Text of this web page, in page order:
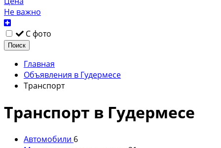
Не важно
С фото
Поиск
Главная
Объявления в Гудермесе
Транспорт
Транспорт в Гудермесе
Автомобили 6